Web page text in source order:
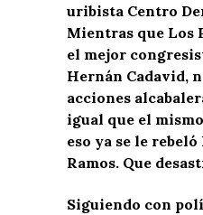
uribista Centro
Mientras que Los
el mejor
Hernán Cadavid,
acciones
igual que el
eso ya se le rebeló
Ramos. Que
Siguiendo con